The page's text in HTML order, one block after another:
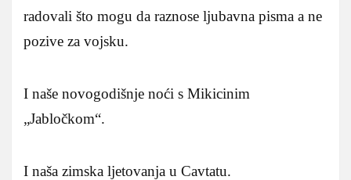
radovali što mogu da raznose ljubavna pisma a ne
pozive za vojsku.
I naše novogodišnje noći s Mikicinim
„Jabločkom“.
I naša zimska ljetovanja u Cavtatu.